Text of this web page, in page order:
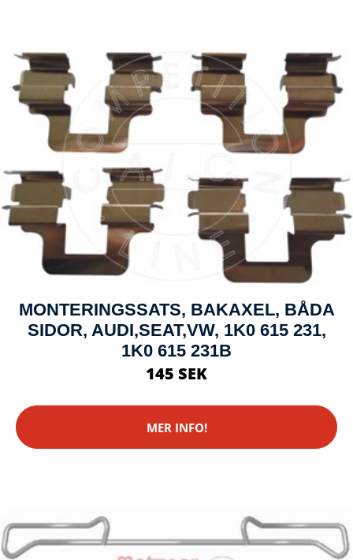
MONTERINGSSATS, BAKAXEL, BÅDA
SIDOR, AUDI,SEAT,VW, 1K0 615 231,
1K0 615 231B
145 SEK
MER INFO!